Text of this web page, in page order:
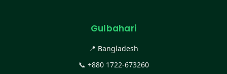
Gulbahari
📍 Bangladesh
📞 +880 1722-673260